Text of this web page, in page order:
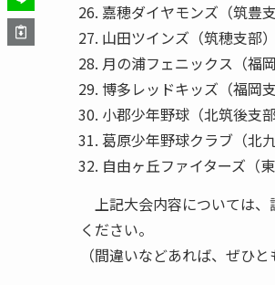
嘉穂ダイヤモンズ（筑豊支
山田ツインズ（筑穂支部）
月の浦フェニックス（福岡
博多レッドキッズ（福岡支
小郡少年野球（北筑後支部
葛原少年野球クラブ（北九
自由ヶ丘ファイターズ（東
上記大会内容については、
ください。
（間違いなどあれば、ぜひ